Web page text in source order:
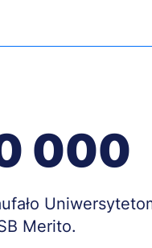
000
Merito.